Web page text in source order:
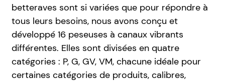
betteraves sont si variées que pour répondre à
tous leurs besoins, nous avons conçu et
développé 16 peseuses à canaux vibrants
différentes. Elles sont divisées en quatre
catégories : P, G, GV, VM, chacune idéale pour
certaines catégories de produits, calibres,